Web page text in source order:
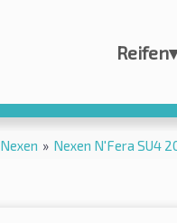
Reifen▾
Nexen » Nexen N'Fera SU4